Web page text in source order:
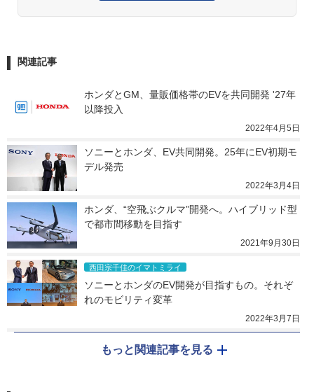
関連記事
ホンダとGM、量販価格帯のEVを共同開発 '27年
以降投入
2022年4月5日
ソニーとホンダ、EV共同開発。25年にEV初期モ
デル発売
2022年3月4日
ホンダ、“空飛ぶクルマ”開発へ。ハイブリッド型
で都市間移動を目指す
2021年9月30日
西田宗千佳のイマトミライ
ソニーとホンダのEV開発が目指すもの。それぞ
れのモビリティ変革
2022年3月7日
もっと関連記事を見る